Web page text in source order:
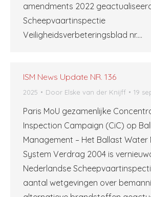
amendments 2022
Scheepvaartinspectie
Veiligheidsverbeteringsblad nr.…
ISM News Update NR. 136
2025 Door Elske van der Knijff 19
Paris MoU gezamenlijke
Inspection Campaign (CiC) op
Management – Het Ballast Water
System Verdrag 2004 is
Nederlandse
aantal wetgevingen over